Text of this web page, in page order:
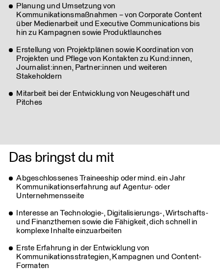
Planung und Umsetzung von
Kommunikationsmaßnahmen – von Corporate Content
über Medienarbeit und Executive Communications bis
hin zu Kampagnen sowie Produktlaunches
Erstellung von Projektplänen sowie Koordination von
Projekten und Pflege von Kontakten zu Kund:innen,
Journalist:innen, Partner:innen und weiteren
Stakeholdern
Mitarbeit bei der Entwicklung von Neugeschäft und
Pitches
Das bringst du mit
Abgeschlossenes Traineeship oder mind. ein Jahr
Kommunikationserfahrung auf Agentur- oder
Unternehmensseite
Interesse an Technologie-, Digitalisierungs-, Wirtschafts-
und Finanzthemen sowie die Fähigkeit, dich schnell in
komplexe Inhalte einzuarbeiten
Erste Erfahrung in der Entwicklung von
Kommunikationsstrategien, Kampagnen und Content-
Formaten